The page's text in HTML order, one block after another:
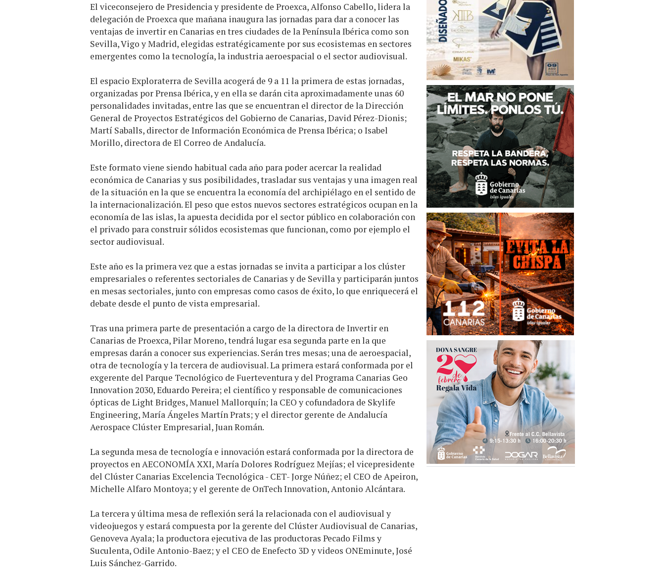
El viceconsejero de Presidencia y presidente de Proexca, Alfonso Cabello, lidera la
delegación de Proexca que mañana inaugura las jornadas para dar a conocer las
ventajas de invertir en Canarias en tres ciudades de la Península Ibérica como son
Sevilla, Vigo y Madrid, elegidas estratégicamente por sus ecosistemas en sectores
emergentes como la tecnología, la industria aeroespacial o el sector audiovisual.
El espacio Exploraterra de Sevilla acogerá de 9 a 11 la primera de estas jornadas,
organizadas por Prensa Ibérica, y en ella se darán cita aproximadamente unas 60
personalidades invitadas, entre las que se encuentran el director de la Dirección
General de Proyectos Estratégicos del Gobierno de Canarias, David Pérez-Dionis;
Martí Saballs, director de Información Económica de Prensa Ibérica; o Isabel
Morillo, directora de El Correo de Andalucía.
Este formato viene siendo habitual cada año para poder acercar la realidad
económica de Canarias y sus posibilidades, trasladar sus ventajas y una imagen real
de la situación en la que se encuentra la economía del archipiélago en el sentido de
la internacionalización. El peso que estos nuevos sectores estratégicos ocupan en la
economía de las islas, la apuesta decidida por el sector público en colaboración con
el privado para construir sólidos ecosistemas que funcionan, como por ejemplo el
sector audiovisual.
Este año es la primera vez que a estas jornadas se invita a participar a los clúster
empresariales o referentes sectoriales de Canarias y de Sevilla y participarán juntos
en mesas sectoriales, junto con empresas como casos de éxito, lo que enriquecerá el
debate desde el punto de vista empresarial.
Tras una primera parte de presentación a cargo de la directora de Invertir en
Canarias de Proexca, Pilar Moreno, tendrá lugar esa segunda parte en la que
empresas darán a conocer sus experiencias. Serán tres mesas; una de aeroespacial,
otra de tecnología y la tercera de audiovisual. La primera estará conformada por el
exgerente del Parque Tecnológico de Fuerteventura y del Programa Canarias Geo
Innovation 2030, Eduardo Pereira; el científico y responsable de comunicaciones
ópticas de Light Bridges, Manuel Mallorquín; la CEO y cofundadora de Skylife
Engineering, María Ángeles Martín Prats; y el director gerente de Andalucía
Aerospace Clúster Empresarial, Juan Román.
La segunda mesa de tecnología e innovación estará conformada por la directora de
proyectos en AECONOMÍA XXI, María Dolores Rodríguez Mejías; el vicepresidente
del Clúster Canarias Excelencia Tecnológica - CET- Jorge Núñez; el CEO de Apeiron,
Michelle Alfaro Montoya; y el gerente de OnTech Innovation, Antonio Alcántara.
La tercera y última mesa de reflexión será la relacionada con el audiovisual y
videojuegos y estará compuesta por la gerente del Clúster Audiovisual de Canarias,
Genoveva Ayala; la productora ejecutiva de las productoras Pecado Films y
Suculenta, Odile Antonio-Baez; y el CEO de Enefecto 3D y videos ONEminute, José
Luis Sánchez-Garrido.